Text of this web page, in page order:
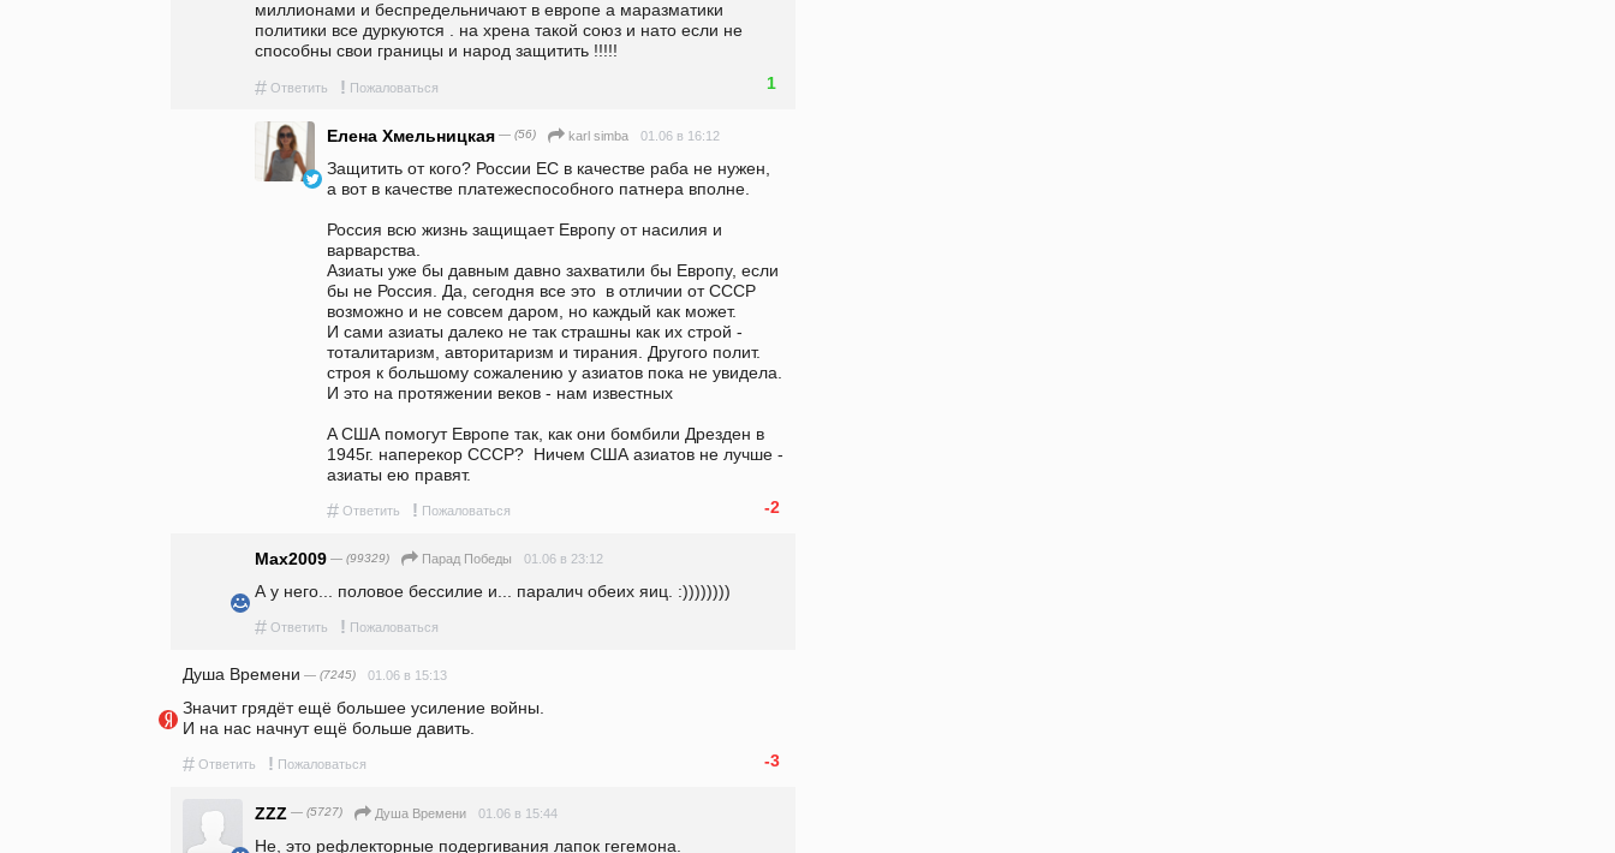
миллионами и беспредельничают в европе а маразматики
политики все дуркуются . на хрена такой союз и нато если не
способны свои границы и народ защитить !!!!!
# Ответить ! Пожаловаться 1
Елена Хмельницкая — (56) karl simba 01.06 в 16:12
Защитить от кого? России ЕС в качестве раба не нужен,
а вот в качестве платежеспособного патнера вполне.
Россия всю жизнь защищает Европу от насилия и
варварства.
Азиаты уже бы давным давно захватили бы Европу, если
бы не Россия. Да, сегодня все это  в отличии от СССР
возможно и не совсем даром, но каждый как может.
И сами азиаты далеко не так страшны как их строй -
тоталитаризм, авторитаризм и тирания. Другого полит.
строя к большому сожалению у азиатов пока не увидела.
И это на протяжении веков - нам известных
A США помогут Европе так, как они бомбили Дрезден в
1945г. наперекор СССР?  Ничем США азиатов не лучше -
азиаты ею правят.
# Ответить ! Пожаловаться -2
Max2009 — (99329) Парад Победы 01.06 в 23:12
А у него... половое бессилие и... паралич обеих яиц. :))))))))
# Ответить ! Пожаловаться
Душа Времени — (7245) 01.06 в 15:13
Значит грядёт ещё большее усиление войны.
И на нас начнут ещё больше давить.
# Ответить ! Пожаловаться -3
ZZZ — (5727) Душа Времени 01.06 в 15:44
Не, это рефлекторные подергивания лапок гегемона.